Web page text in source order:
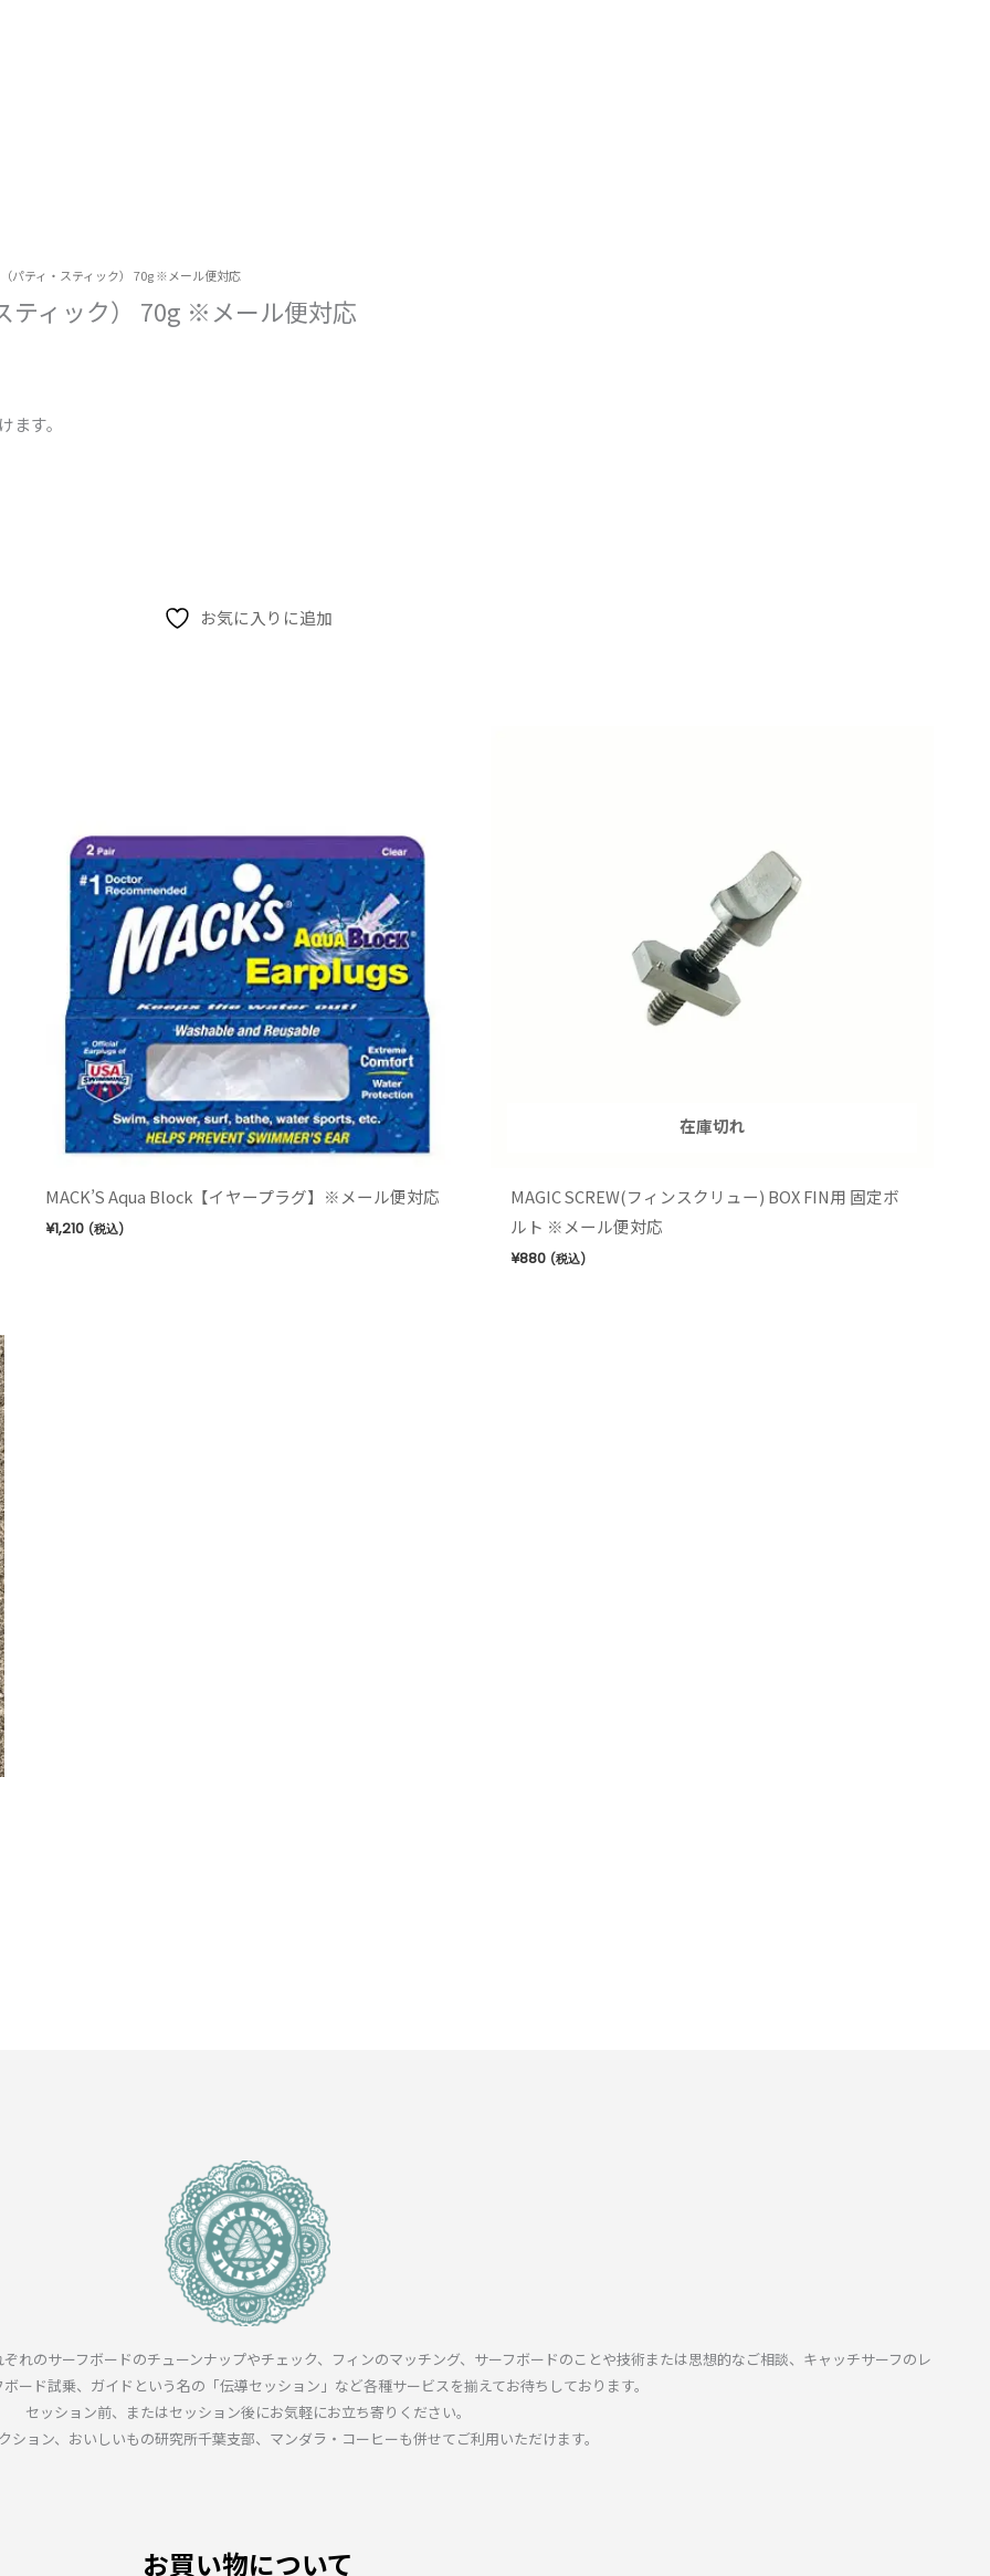
パティ・スティック） 70g ※メール便対応
ティック） 70g ※メール便対応
す。
お気に入りに追加
MACK’S Aqua Block【イヤープラグ】※メール便対応
¥1,210 (税込)
在庫切れ
MAGIC SCREW(フィンスクリュー) BOX FIN用 固定ボ
ルト ※メール便対応
¥880 (税込)
れのサーフボードのチューンナップやチェック、フィンのマッチング、サーフボードのことや技術または思想的なご相談、キャッチサーフのレ
ード試乗、ガイドという名の「伝導セッション」など各種サービスを揃えてお待ちしております。
セッション前、またはセッション後にお気軽にお立ち寄りください。
ション、おいしいもの研究所千葉支部、マンダラ・コーヒーも併せてご利用いただけます。
お買い物について